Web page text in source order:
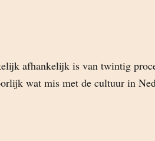
afhankelijk is van twintig
wat mis met de cultuur in